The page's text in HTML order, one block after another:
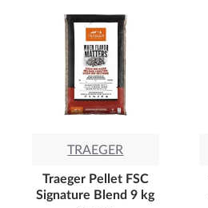
TRAEGER
Traeger Pellet FSC
Signature Blend 9 kg